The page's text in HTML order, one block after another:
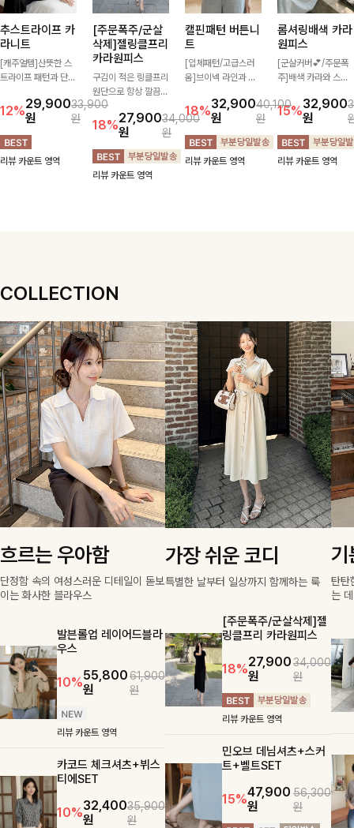
추스트라이프 카
라니트
[캐주얼템]산뜻한 스
트라이프 패턴과 단정
우러져 깔끔한 무드를
완성해주는 니트 🤍
부드러운 착용감과 편
안한 핏으로 데님부터
슬랙스까지 다양하게
12%29,900
원
33,900
원
리뷰 카운트 영역
[주문폭주/군살
삭제]젤링클프리
카라원피스
구김이 적은 링클프리
원단으로 항상 깔끔하
게 착용 가능하며 일
자로 떨어지는 넉넉한
핏으로 군살을 완벽히
커버해주는 원피스에
요🖤
18%27,900
원
34,000
원
리뷰 카운트 영역
캘핀패턴 버튼니
트
[입체패턴/고급스러
움]브이넥 라인과 감
져 포인트 있게 즐기
기 좋은 가디건 🤍 가
볍게 걸쳐주기만 해도
스타일리시한 무드를
더해주어 데일리하게
18%32,900
원
40,100
원
리뷰 카운트 영역
롬셔링배색 카라
원피스
[군살커버💕/주문폭
주]배색 카라와 스트
얼한 무드를 더한 롱
원피스 🖤 셔링 디테
일과 쫀쫀한 스판 소
재로 편안하면서도 여
성스럽게 연출돼요
15%32,900
원
리뷰 카운트 영역
COLLECTION
흐르는 우아함
단정함 속의 여성스러운 디테일이 돋보
이는 화사한 블라우스
발븐롤업 레이어드블라
우스
10%55,800
원
61,900
원
리뷰 카운트 영역
카코드 체크셔츠+뷔스
티에SET
10%32,400
원
35,900
원
가장 쉬운 코디
특별한 날부터 일상까지 함께하는 룩
[주문폭주/군살삭제]젤
링클프리 카라원피스
18%27,900
원
34,000
원
리뷰 카운트 영역
민오브 데님셔츠+스커
트+벨트SET
15%47,900
원
56,300
원
기
탄탄
는